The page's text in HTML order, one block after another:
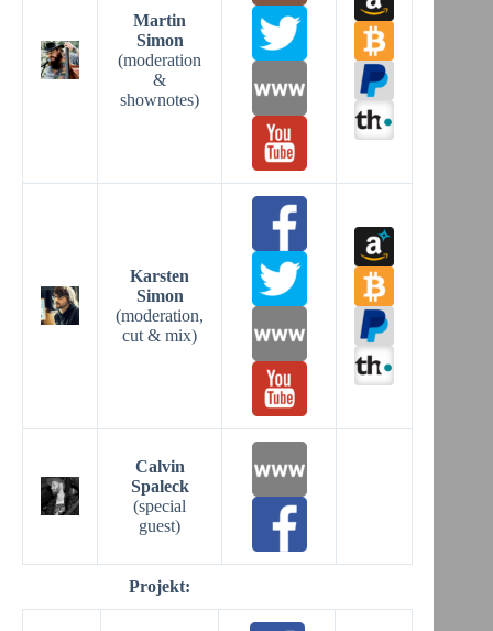
Martin
Simon
(moderation
&
shownotes)
Karsten
Simon
(moderation,
cut & mix)
Calvin
Spaleck
(special
guest)
Projekt: